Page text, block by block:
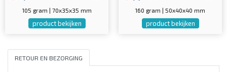
105 gram | 70x35x35 mm
product bekijken
160 gram | 50x40x40 mm
product bekijken
RETOUR EN BEZORGING